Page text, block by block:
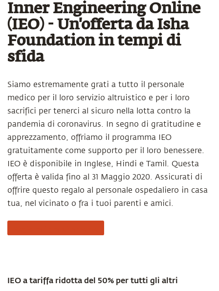
Inner Engineering Online
(IEO) - Un'offerta da Isha
Foundation in tempi di
sfida
Siamo estremamente grati a tutto il personale
medico per il loro servizio altruistico e per i loro
sacrifici per tenerci al sicuro nella lotta contro la
pandemia di coronavirus. In segno di gratitudine e
apprezzamento, offriamo il programma IEO
gratuitamente come supporto per il loro benessere.
IEO è disponibile in Inglese, Hindi e Tamil. Questa
offerta è valida fino al 31 Maggio 2020. Assicurati di
offrire questo regalo al personale ospedaliero in casa
tua, nel vicinato o fra i tuoi parenti e amici.
IEO a tariffa ridotta del 50% per tutti gli altri